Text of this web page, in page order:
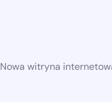
Nowa witryna